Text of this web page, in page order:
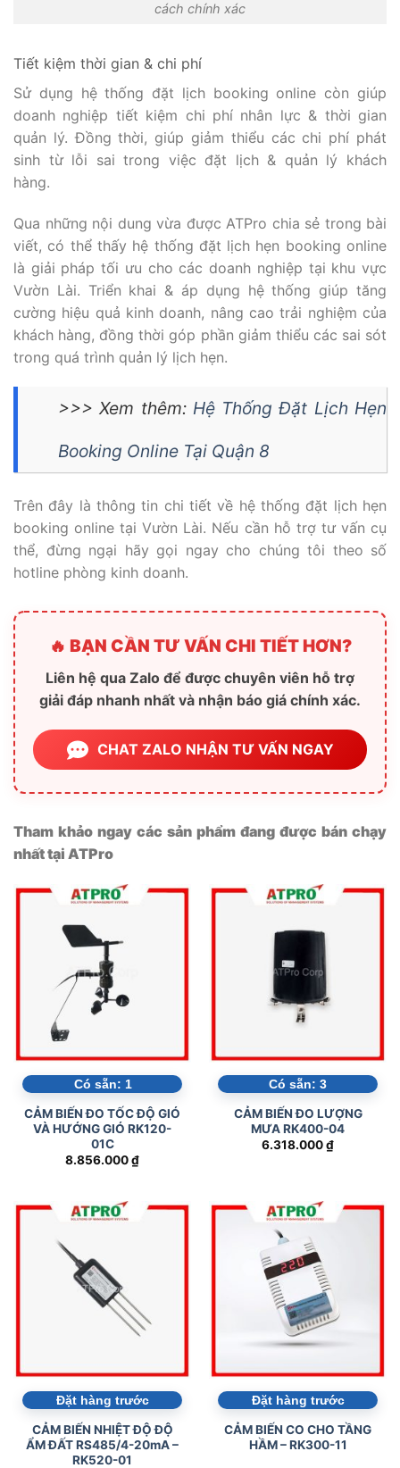
cách chính xác
Tiết kiệm thời gian & chi phí
Sử dụng hệ thống đặt lịch booking online còn giúp
doanh nghiệp tiết kiệm chi phí nhân lực & thời gian
quản lý. Đồng thời, giúp giảm thiểu các chi phí phát
sinh từ lỗi sai trong việc đặt lịch & quản lý khách
hàng.
Qua những nội dung vừa được ATPro chia sẻ trong bài
viết, có thể thấy hệ thống đặt lịch hẹn booking online
là giải pháp tối ưu cho các doanh nghiệp tại khu vực
Vườn Lài. Triển khai & áp dụng hệ thống giúp tăng
cường hiệu quả kinh doanh, nâng cao trải nghiệm của
khách hàng, đồng thời góp phần giảm thiểu các sai sót
trong quá trình quản lý lịch hẹn.
>>> Xem thêm: Hệ Thống Đặt Lịch Hẹn
Booking Online Tại Quận 8
Trên đây là thông tin chi tiết về hệ thống đặt lịch hẹn
booking online tại Vườn Lài. Nếu cần hỗ trợ tư vấn cụ
thể, đừng ngại hãy gọi ngay cho chúng tôi theo số
hotline phòng kinh doanh.
🔥 BẠN CẦN TƯ VẤN CHI TIẾT HƠN?
Liên hệ qua Zalo để được chuyên viên hỗ trợ
giải đáp nhanh nhất và nhận báo giá chính xác.
CHAT ZALO NHẬN TƯ VẤN NGAY
Tham khảo ngay các sản phẩm đang được bán chạy
nhất tại ATPro
Có sẵn: 1
CẢM BIẾN ĐO TỐC ĐỘ GIÓ
VÀ HƯỚNG GIÓ RK120-
01C
8.856.000₫
Có sẵn: 3
CẢM BIẾN ĐO LƯỢNG
MƯA RK400-04
6.318.000₫
Đặt hàng trước
CẢM BIẾN NHIỆT ĐỘ ĐỘ
ẨM ĐẤT RS485/4-20mA –
RK520-01
Đặt hàng trước
CẢM BIẾN CO CHO TẦNG
HẦM – RK300-11